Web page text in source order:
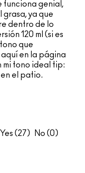
funciona genial,
grasa, ya que
dentro de lo
120 ml (si es
que
en la página
mi tono ideal tip:
el patio.
27 0